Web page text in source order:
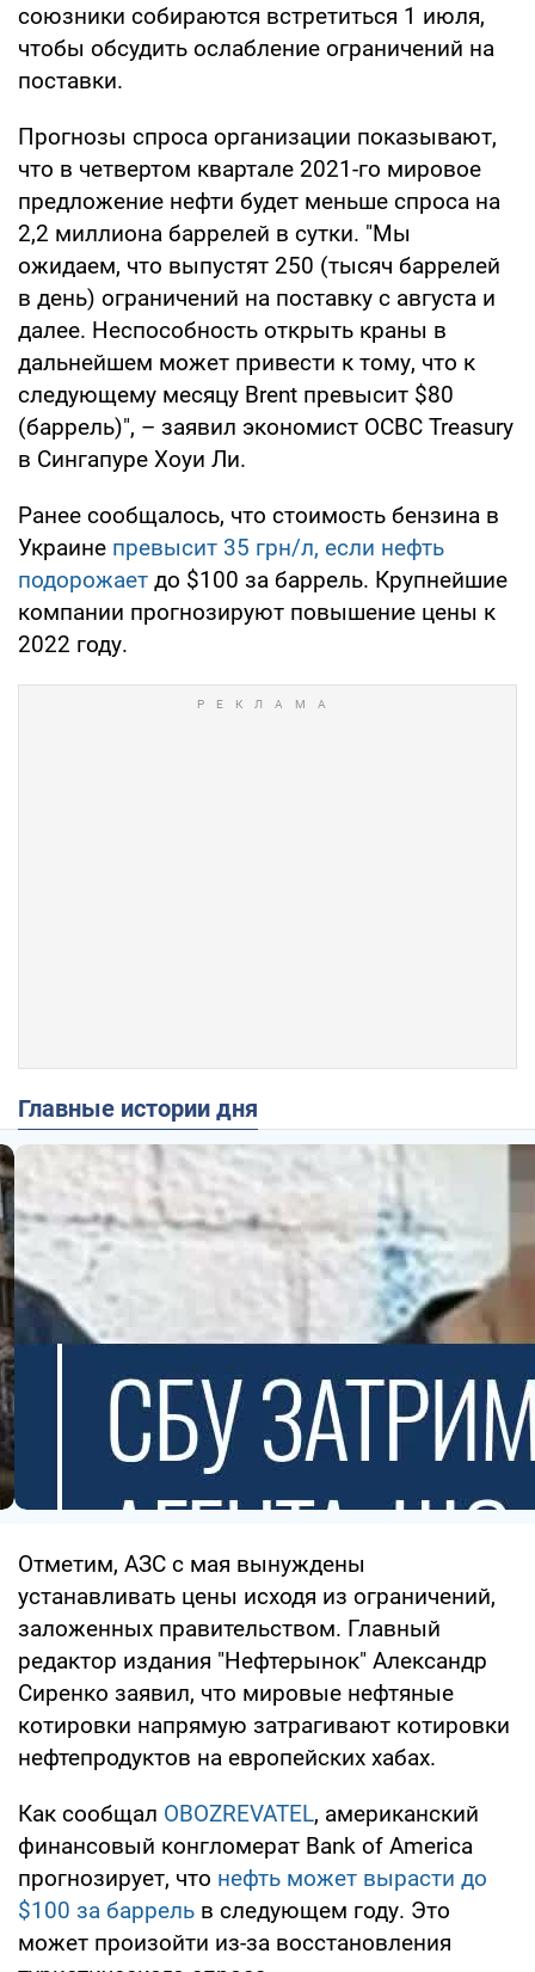
союзники собираются встретиться 1 июля,
чтобы обсудить ослабление ограничений на
поставки.
Прогнозы спроса организации показывают,
что в четвертом квартале 2021-го мировое
предложение нефти будет меньше спроса на
2,2 миллиона баррелей в сутки. "Мы
ожидаем, что выпустят 250 (тысяч баррелей
в день) ограничений на поставку с августа и
далее. Неспособность открыть краны в
дальнейшем может привести к тому, что к
следующему месяцу Brent превысит $80
(баррель)", – заявил экономист OCBC Treasury
в Сингапуре Хоуи Ли.
Ранее сообщалось, что стоимость бензина в
Украине превысит 35 грн/л, если нефть
подорожает до $100 за баррель. Крупнейшие
компании прогнозируют повышение цены к
2022 году.
Главные истории дня
Отметим, АЗС с мая вынуждены
устанавливать цены исходя из ограничений,
заложенных правительством. Главный
редактор издания "Нефтерынок" Александр
Сиренко заявил, что мировые нефтяные
котировки напрямую затрагивают котировки
нефтепродуктов на европейских хабах.
Как сообщал OBOZREVATEL, американский
финансовый конгломерат Bank of America
прогнозирует, что нефть может вырасти до
$100 за баррель в следующем году. Это
может произойти из-за восстановления